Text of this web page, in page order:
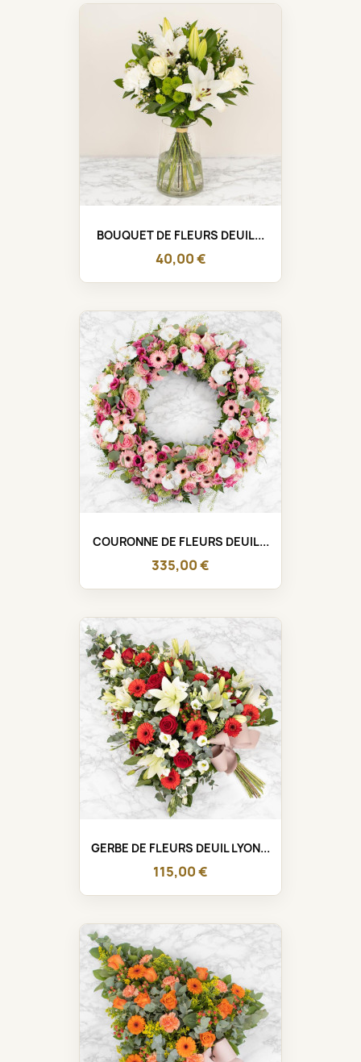
BOUQUET DE FLEURS DEUIL...
40,00 €
COURONNE DE FLEURS DEUIL...
335,00 €
GERBE DE FLEURS DEUIL LYON...
115,00 €